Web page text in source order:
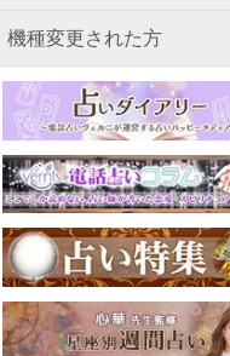
機種変更された方